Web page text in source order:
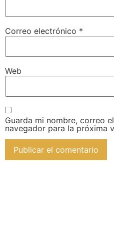
Correo electrónico *
Web
Guarda mi nombre, correo
navegador para la próxima